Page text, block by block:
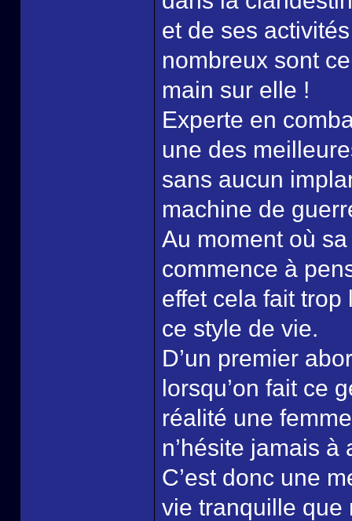
et de ses
nombreux sont
main sur elle !
Experte en
une des
sans aucun
machine de
Au moment où
commence à
effet cela fait trop
ce style de vie.
D’un premier
lorsqu’on fait ce
réalité une
n’hésite jamais
C’est donc une
vie tranquille que